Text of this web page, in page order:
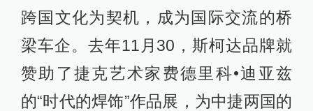
跨国文化为契机，成为国际交流的桥
梁车企。去年11月30，斯柯达品牌就
赞助了捷克艺术家费德里科•迪亚兹
的“时代的焊饰”作品展，为中捷两国的